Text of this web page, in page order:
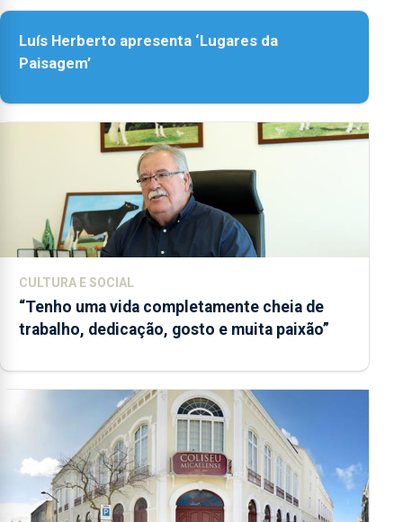
Luís Herberto apresenta ‘Lugares da
Paisagem’
CULTURA E SOCIAL
“Tenho uma vida completamente cheia de
trabalho, dedicação, gosto e muita paixão”